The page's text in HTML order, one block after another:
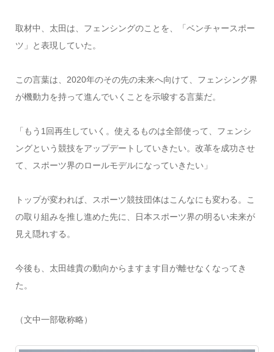
取材中、太田は、フェンシングのことを、「ベンチャースポー
ツ」と表現していた。
この言葉は、2020年のその先の未来へ向けて、フェンシング界
が機動力を持って進んでいくことを示唆する言葉だ。
「もう1回再生していく。使えるものは全部使って、フェンシ
ングという競技をアップデートしていきたい。改革を成功させ
て、スポーツ界のロールモデルになっていきたい」
トップが変われば、スポーツ競技団体はこんなにも変わる。こ
の取り組みを推し進めた先に、日本スポーツ界の明るい未来が
見え隠れする。
今後も、太田雄貴の動向からますます目が離せなくなってき
た。
（文中一部敬称略）